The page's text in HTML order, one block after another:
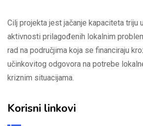
Cilj projekta jest jačanje kapaciteta triju
aktivnosti prilagođenih lokalnim
rad na područjima koja se financiraju
učinkovitog odgovora na potrebe
kriznim situacijama.
Korisni linkovi